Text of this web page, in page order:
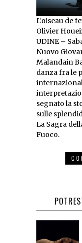
L’oiseau de
Olivier
UDINE –
Nuovo
Malandain
danza fra le
segnato la
sulle
La Sagra
Fuoco.